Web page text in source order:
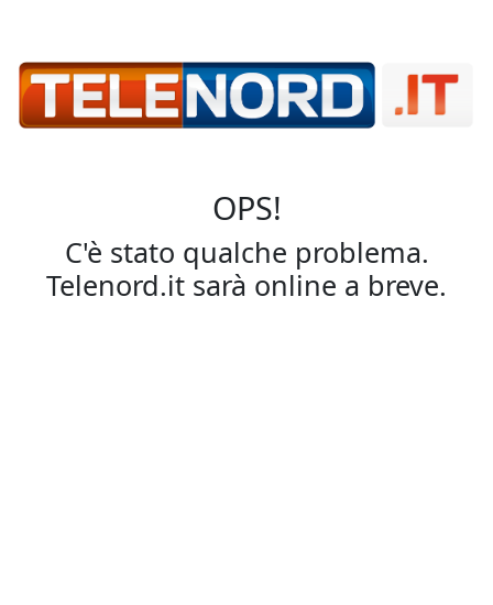
OPS!
C'è stato qualche problema.
Telenord.it sarà online a breve.